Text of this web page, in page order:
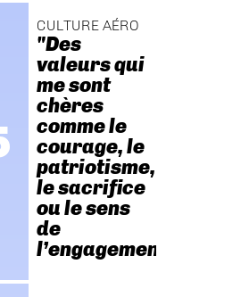
CULTURE AÉRO
"Des
valeurs qui
me sont
chères
comme le
courage, le
patriotisme,
le sacrifice
ou le sens
de
l’engagement."